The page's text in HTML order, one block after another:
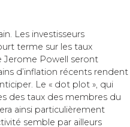
Les investisseurs
terme sur les taux
Jerome Powell seront
d’inflation récents rendent
Le « dot plot », qui
des taux des membres du
ainsi particulièrement
semble par ailleurs